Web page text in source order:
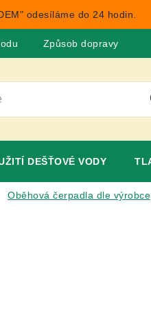
odesíláme do 24 hodin.
Způsob dopravy
DEŠŤOVÉ VODY
Oběhová čerpadla dle výrobce